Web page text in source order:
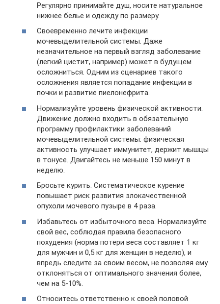
Регулярно принимайте душ, носите натуральное
нижнее белье и одежду по размеру.
Своевременно лечите инфекции
мочевыделительной системы. Даже
незначительное на первый взгляд заболевание
(легкий цистит, например) может в будущем
осложниться. Одним из сценариев такого
осложнения является попадание инфекции в
почки и развитие пиелонефрита.
Нормализуйте уровень физической активности.
Движение должно входить в обязательную
программу профилактики заболеваний
мочевыделительной системы: физическая
активность улучшает иммунитет, держит мышцы
в тонусе. Двигайтесь не меньше 150 минут в
неделю.
Бросьте курить. Систематическое курение
повышает риск развития злокачественной
опухоли мочевого пузыре в 4 раза.
Избавьтесь от избыточного веса. Нормализуйте
свой вес, соблюдая правила безопасного
похудения (норма потери веса составляет 1 кг
для мужчин и 0,5 кг для женщин в неделю), и
впредь следите за своим весом, не позволяя ему
отклоняться от оптимального значения более,
чем на 5-10%.
Относитесь ответственно к своей половой